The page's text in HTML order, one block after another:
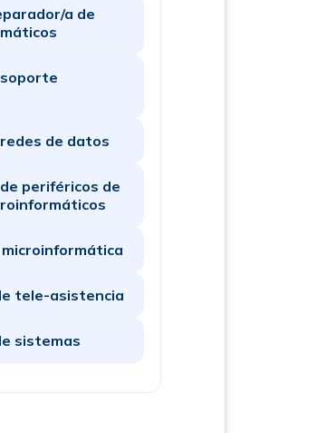
a de
de datos
periféricos de
microinformática
tele-asistencia
sistemas